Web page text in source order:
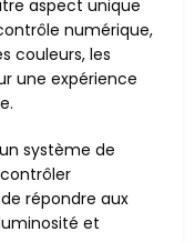
aspect unique
numérique,
couleurs, les
une expérience
système de
répondre aux
et